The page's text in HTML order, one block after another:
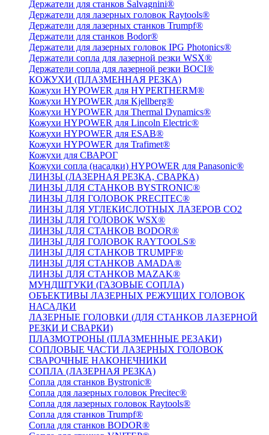
Держатели для станков Salvagnini®
Держатели для лазерных головок Raytools®
Держатели для лазерных станков Trumpf®
Держатели для станков Bodor®
Держатели для лазерных головок IPG Photonics®
Держатели сопла для лазерной резки WSX®
Держатели сопла для лазерной резки BOCI®
КОЖУХИ (ПЛАЗМЕННАЯ РЕЗКА)
Кожухи HYPOWER для HYPERTHERM®
Кожухи HYPOWER для Kjellberg®
Кожухи HYPOWER для Thermal Dynamics®
Кожухи HYPOWER для Lincoln Electric®
Кожухи HYPOWER для ESAB®
Кожухи HYPOWER для Trafimet®
Кожухи для СВАРОГ
Кожухи сопла (насадки) HYPOWER для Panasonic®
ЛИНЗЫ (ЛАЗЕРНАЯ РЕЗКА, СВАРКА)
ЛИНЗЫ ДЛЯ СТАНКОВ BYSTRONIC®
ЛИНЗЫ ДЛЯ ГОЛОВОК PRECITEC®
ЛИНЗЫ ДЛЯ УГЛЕКИСЛОТНЫХ ЛАЗЕРОВ CO2
ЛИНЗЫ ДЛЯ ГОЛОВОК WSX®
ЛИНЗЫ ДЛЯ СТАНКОВ BODOR®
ЛИНЗЫ ДЛЯ ГОЛОВОК RAYTOOLS®
ЛИНЗЫ ДЛЯ СТАНКОВ TRUMPF®
ЛИНЗЫ ДЛЯ СТАНКОВ AMADA®
ЛИНЗЫ ДЛЯ СТАНКОВ MAZAK®
МУНДШТУКИ (ГАЗОВЫЕ СОПЛА)
ОБЪЕКТИВЫ ЛАЗЕРНЫХ РЕЖУЩИХ ГОЛОВОК
НАСАДКИ
ЛАЗЕРНЫЕ ГОЛОВКИ (ДЛЯ СТАНКОВ ЛАЗЕРНОЙ
РЕЗКИ И СВАРКИ)
ПЛАЗМОТРОНЫ (ПЛАЗМЕННЫЕ РЕЗАКИ)
СОПЛОВЫЕ ЧАСТИ ЛАЗЕРНЫХ ГОЛОВОК
СВАРОЧНЫЕ НАКОНЕЧНИКИ
СОПЛА (ЛАЗЕРНАЯ РЕЗКА)
Сопла для станков Bystronic®
Сопла для лазерных головок Precitec®
Сопла для лазерных головок Raytools®
Сопла для станков Trumpf®
Сопла для станков BODOR®